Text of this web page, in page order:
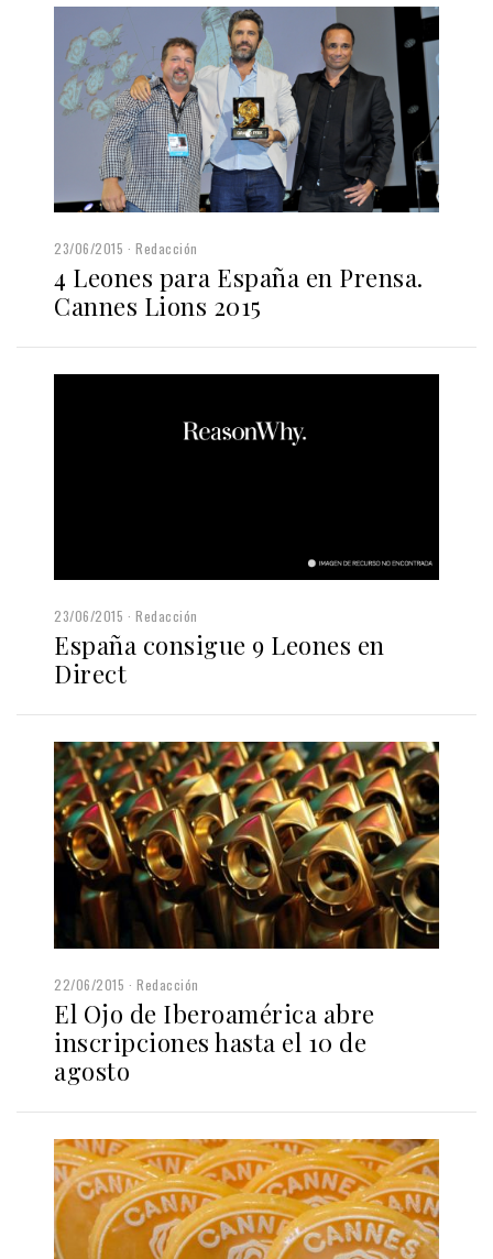
23/06/2015 Redacción
4 Leones para España en Prensa.
Cannes Lions 2015
23/06/2015 Redacción
España consigue 9 Leones en
Direct
22/06/2015 Redacción
El Ojo de Iberoamérica abre
inscripciones hasta el 10 de
agosto